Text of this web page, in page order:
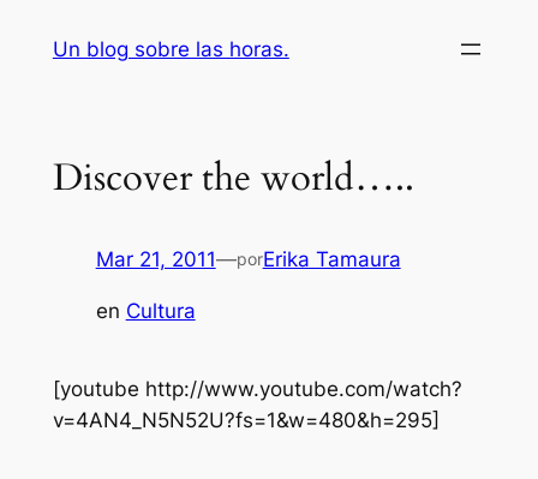
Un blog sobre las horas.
Discover the world…..
Mar 21, 2011—porErika Tamaura
en Cultura
[youtube http://www.youtube.com/watch?
v=4AN4_N5N52U?fs=1&w=480&h=295]